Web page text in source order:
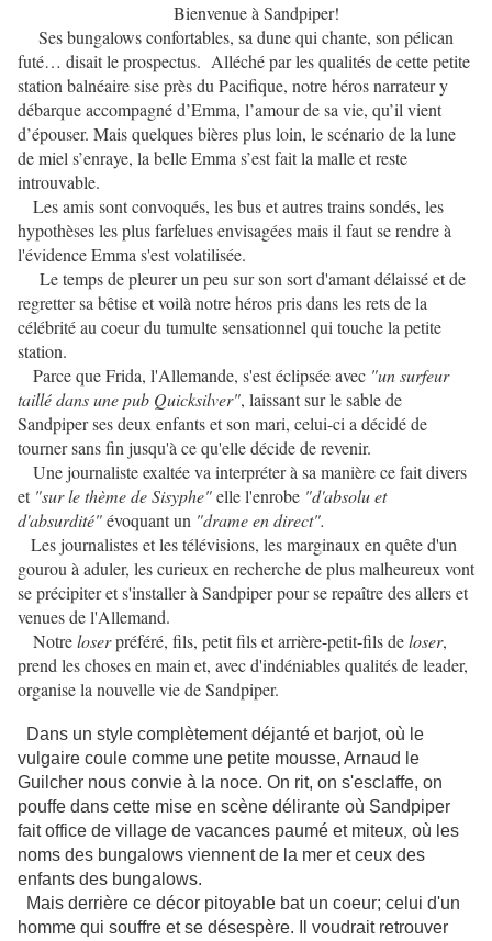
Bienvenue à Sandpiper!
Ses bungalows confortables, sa dune qui chante, son pélican
futé… disait le prospectus. Alléché par les qualités de cette petite
station balnéaire sise près du Pacifique, notre héros narrateur y
débarque accompagné d’Emma, l’amour de sa vie, qu’il vient
d’épouser. Mais quelques bières plus loin, le scénario de la lune
de miel s’enraye, la belle Emma s’est fait la malle et reste
introuvable.
Les amis sont convoqués, les bus et autres trains sondés, les
hypothèses les plus farfelues envisagées mais il faut se rendre à
l'évidence Emma s'est volatilisée.
Le temps de pleurer un peu sur son sort d'amant délaissé et de
regretter sa bêtise et voilà notre héros pris dans les rets de la
célébrité au coeur du tumulte sensationnel qui touche la petite
station.
Parce que Frida, l'Allemande, s'est éclipsée avec "un surfeur
taillé dans une pub Quicksilver", laissant sur le sable de
Sandpiper ses deux enfants et son mari, celui-ci a décidé de
tourner sans fin jusqu'à ce qu'elle décide de revenir.
Une journaliste exaltée va interpréter à sa manière ce fait divers
et "sur le thème de Sisyphe"elle l'enrobe "d'absolu et
d'absurdité"évoquant un "drame en direct".
Les journalistes et les télévisions, les marginaux en quête d'un
gourou à aduler, les curieux en recherche de plus malheureux vont
se précipiter et s'installer à Sandpiper pour se repaître des allers et
venues de l'Allemand.
Notreloserpréféré, fils, petit fils et arrière-petit-fils deloser,
prend les choses en main et, avec d'indéniables qualités de leader,
organise la nouvelle vie de Sandpiper.
Dans un style complètement déjanté et barjot, où le
vulgaire coule comme une petite mousse, Arnaud le
Guilcher nous convie à la noce. On rit, on s'esclaffe, on
pouffe dans cette mise en scène délirante où Sandpiper
fait office de village de vacances paumé et miteux où les
noms des bungalows viennent de la mer et ceux des
enfants des bungalows.
Mais derrière ce décor pitoyable bat un coeur; celui d'un
homme qui souffre et se désespère. Il voudrait retrouver